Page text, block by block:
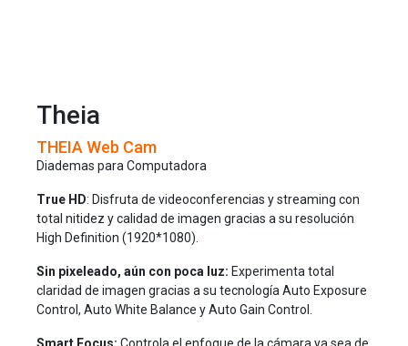
Theia
THEIA Web Cam
Diademas para Computadora
True HD: Disfruta de videoconferencias y streaming con
total nitidez y calidad de imagen gracias a su resolución
High Definition (1920*1080).
Sin pixeleado, aún con poca luz: Experimenta total
claridad de imagen gracias a su tecnología Auto Exposure
Control, Auto White Balance y Auto Gain Control.